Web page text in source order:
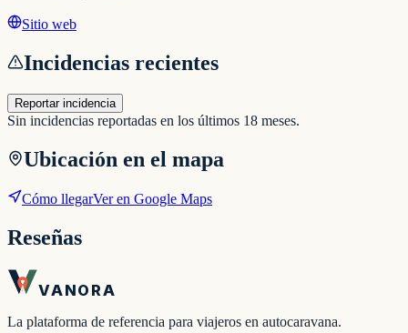
Sitio web
Incidencias recientes
Reportar incidencia
Sin incidencias reportadas en los últimos 18 meses.
Ubicación en el mapa
Cómo llegarVer en Google Maps
Reseñas
VANORA
La plataforma de referencia para viajeros en autocaravana.